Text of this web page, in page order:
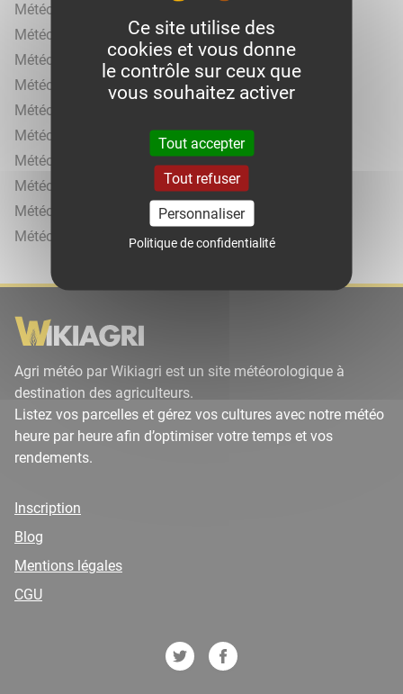
Météo agricole à Mareuil
Météo agricole à Montazeau
Météo agricole à Payzac
Météo agricole à Razac-de-Saussignac
Météo agricole à Sainte-Alvère
Météo agricole à Saint-Geniès
Météo agricole à Saint-Julien-de-Crempse
Météo agricole à Saint-Léon-sur-l'Isle
Météo agricole à Saint-Saud-Lacoussière
Météo agricole à Salignac-Eyvigues
Agri météo par Wikiagri est un site météorologique à
destination des agriculteurs.
Listez vos parcelles et gérez vos cultures avec notre météo
heure par heure afin d’optimiser votre temps et vos
rendements.
Inscription
Blog
Mentions légales
CGU
Ce site utilise des
cookies et vous donne
le contrôle sur ceux que
vous souhaitez activer
Tout accepter
Tout refuser
Personnaliser
Politique de confidentialité